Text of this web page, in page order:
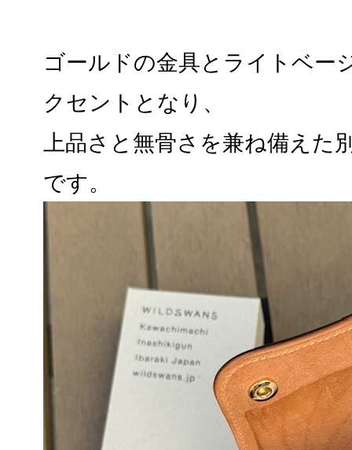
ゴールドの金具とライトベー
クセントとなり、
上品さと無骨さを兼ね備えた
です。